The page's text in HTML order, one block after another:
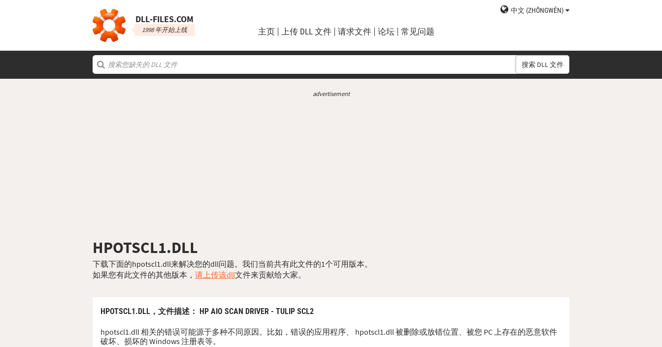
DLL‑FILES.COM
1998 年开始上线
中文 (ZHŌNGWÉN)
主页 上传 DLL 文件 请求文件 论坛 常见问题
搜索 DLL 文件
advertisement
HPOTSCL1.DLL
下载下面的hpotscl1.dll来解决您的dll问题。我们当前共有此文件的1个可用版本。
如果您有此文件的其他版本， 请上传该dll文件来贡献给大家。
HPOTSCL1.DLL， 文件描述 ： HP AIO SCAN DRIVER - TULIP SCL2
hpotscl1.dll 相关的错误可能源于多种不同原因。比如，错误的应用程序、 hpotscl1.dll 被删除或放错位置、被您 PC 上存在的恶意软件
破坏、损坏的 Windows 注册表等。